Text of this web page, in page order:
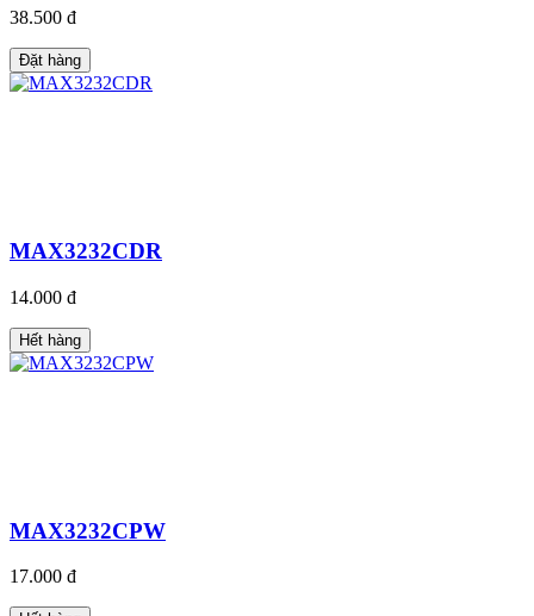
38.500 đ
Đặt hàng
MAX3232CDR
14.000 đ
Hết hàng
MAX3232CPW
17.000 đ